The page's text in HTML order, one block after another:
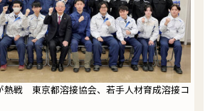
熱戦 東京都溶接協会、若手人材育成溶接コ